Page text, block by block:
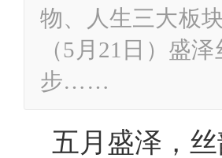
物、人生三大板
（5月21日）盛
步……
五月盛泽，